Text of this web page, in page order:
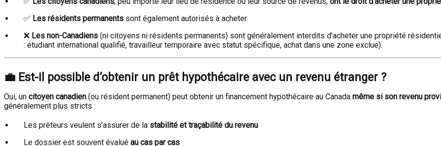
✅ Les résidents permanents sont également autorisés à acheter.
❌ Les non-Canadiens (ni citoyens ni résidents permanents) sont généralement interdits d’acheter une propriété
: étudiant international qualifié, travailleur temporaire avec statut spécifique, achat dans une zone exclue).
💼 Est-il possible d’obtenir un prêt hypothécaire avec un revenu étranger ?
Oui, un citoyen canadien (ou résident permanent) peut obtenir un financement hypothécaire au Canada même si son revenu
généralement plus stricts :
Les prêteurs veulent s’assurer de la stabilité et traçabilité du revenu
Le dossier est souvent évalué au cas par cas